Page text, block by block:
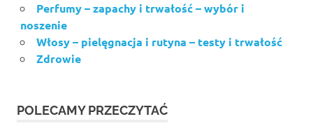
Perfumy – zapachy i trwałość – wybór i
noszenie
Włosy – pielęgnacja i rutyna – testy i trwałość
Zdrowie
POLECAMY PRZECZYTAĆ